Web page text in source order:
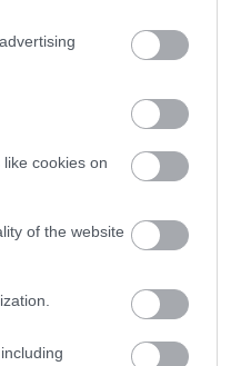
cookies on
of the website
hozzá!
éppen
Tovább ...
Egyéb
Látogatók
Top 10
A pápa, aki a
XII. János